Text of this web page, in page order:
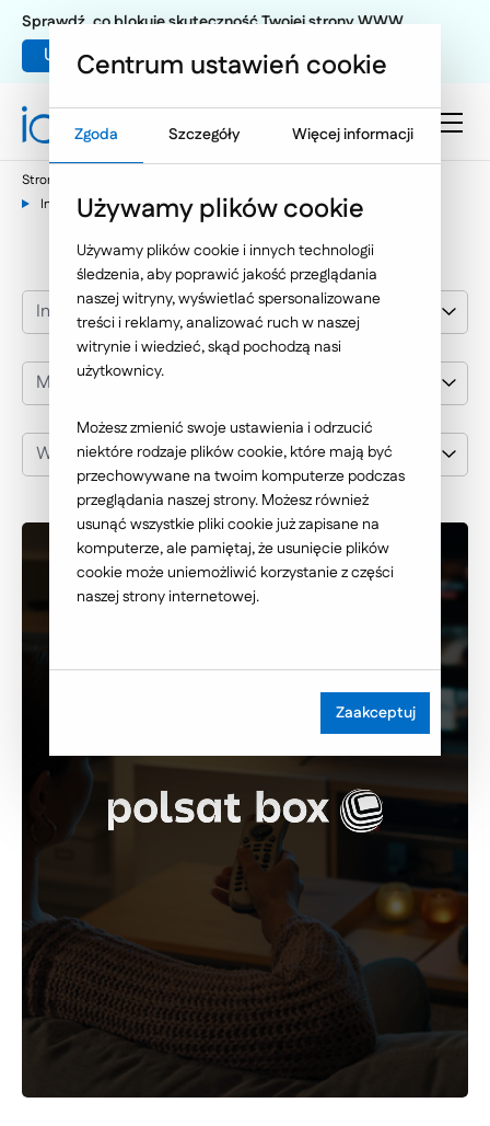
Umów warsztat UX
Sprawdź, co blokuje skuteczność Twojej strony WWW
Strona główna
Intranety / systemy wewnętrzne
Media i PR
Intranety / systemy wewnętrzne
Media i PR
Wybierz klienta
Centrum ustawień cookie
Zgoda Szczegóły Więcej informacji
Używamy plików cookie
Używamy plików cookie i innych technologii
śledzenia, aby poprawić jakość przeglądania
naszej witryny, wyświetlać spersonalizowane
treści i reklamy, analizować ruch w naszej
witrynie i wiedzieć, skąd pochodzą nasi
użytkownicy.
Możesz zmienić swoje ustawienia i odrzucić
niektóre rodzaje plików cookie, które mają być
przechowywane na twoim komputerze podczas
przeglądania naszej strony. Możesz również
usunąć wszystkie pliki cookie już zapisane na
komputerze, ale pamiętaj, że usunięcie plików
cookie może uniemożliwić korzystanie z części
naszej strony internetowej.
Zaakceptuj